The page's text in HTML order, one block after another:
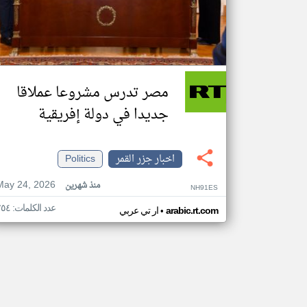
مصر تدرس مشروعا عملاقا
جديدا في دولة إفريقية
اخبار جزر القمر
Politics
24, 2026
منذ شهرين NH91ES
ار تي عربي• arabic.rt.com عدد الكلمات: ٢٥٤